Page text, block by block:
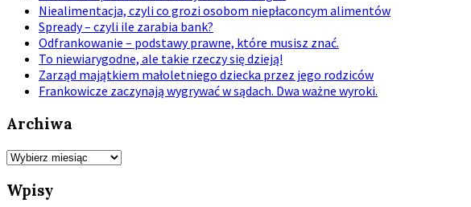
Niealimentacja, czyli co grozi osobom niepłaconcym alimentów
Spready – czyli ile zarabia bank?
Odfrankowanie – podstawy prawne, które musisz znać.
To niewiarygodne, ale takie rzeczy się dzieją!
Zarząd majątkiem małoletniego dziecka przez jego rodziców
Frankowicze zaczynają wygrywać w sądach. Dwa ważne wyroki.
Archiwa
Archiwa
Wpisy